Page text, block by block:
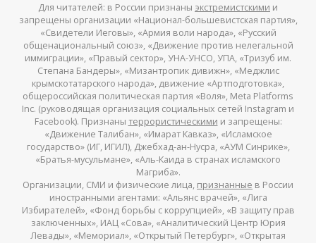
Для читателей: в России признаны экстремистскими и
запрещены организации «Национал-большевистская партия»,
«Свидетели Иеговы», «Армия воли народа», «Русский
общенациональный союз», «Движение против нелегальной
иммиграции», «Правый сектор», УНА-УНСО, УПА, «Тризуб им.
Степана Бандеры», «Мизантропик дивижн», «Меджлис
крымскотатарского народа», движение «Артподготовка»,
общероссийская политическая партия «Воля», Meta Platforms
Inc. (руководящая организация социальных сетей Instagram и
Facebook). Признаны террористическими и запрещены:
«Движение Талибан», «Имарат Кавказ», «Исламское
государство» (ИГ, ИГИЛ), Джебхад-ан-Нусра, «АУМ Синрике»,
«Братья-мусульмане», «Аль-Каида в странах исламского
Магриба».
Организации, СМИ и физические лица, признанные в России
иностранными агентами: «Альянс врачей», «Лига
Избирателей», «Фонд борьбы с коррупцией», «В защиту прав
заключенных», ИАЦ «Сова», «Аналитический Центр Юрия
Левады», «Мемориал», «Открытый Петербург», «Открытая